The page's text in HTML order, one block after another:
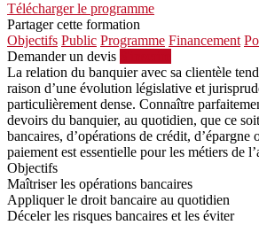
Télécharger le programme
Partager cette formation
Objectifs Public Programme Financement
Demander un devis
La relation du banquier avec sa clientèle
raison d’une évolution législative et
particulièrement dense. Connaître
devoirs du banquier, au quotidien, que ce
bancaires, d’opérations de crédit, d’épargne
paiement est essentielle pour les métiers de
Objectifs
Maîtriser les opérations bancaires
Appliquer le droit bancaire au quotidien
Déceler les risques bancaires et les éviter